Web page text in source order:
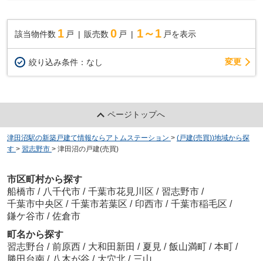
該当物件数 1 戸 販売数 0 戸 1～1 戸を表示
絞り込み条件： なし 変更
ページトップへ
津田沼駅の新築戸建て情報ならアトムステーション > (戸建(売買))地域から探
す > 習志野市 > 津田沼の戸建(売買)
市区町村から探す
船橋市 / 八千代市 / 千葉市花見川区 / 習志野市 /
千葉市中央区 / 千葉市若葉区 / 印西市 / 千葉市稲毛区 /
鎌ケ谷市 / 佐倉市
町名から探す
習志野台 / 前原西 / 大和田新田 / 夏見 / 飯山満町 / 本町 /
勝田台南 / 八木が谷 / 大穴北 / 三山